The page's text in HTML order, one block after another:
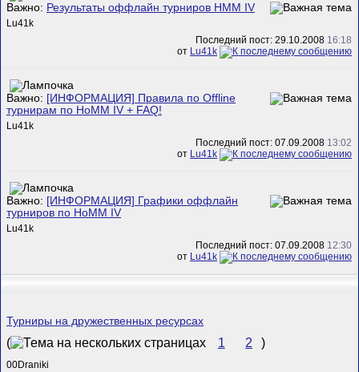
Важно: Результаты оффлайн турниров HMM IV
Lu41k
Последний пост: 29.10.2008 16:18
от Lu41k
Важно: [ИНФОРМАЦИЯ] Правила по Offline
турнирам по HoMM IV + FAQ!
Lu41k
Последний пост: 07.09.2008 13:02
от Lu41k
Важно: [ИНФОРМАЦИЯ] Графики оффлайн
турниров по HoMM IV
Lu41k
Последний пост: 07.09.2008 12:30
от Lu41k
Турниры на дружественных ресурсах
( 1 2 )
00Draniki